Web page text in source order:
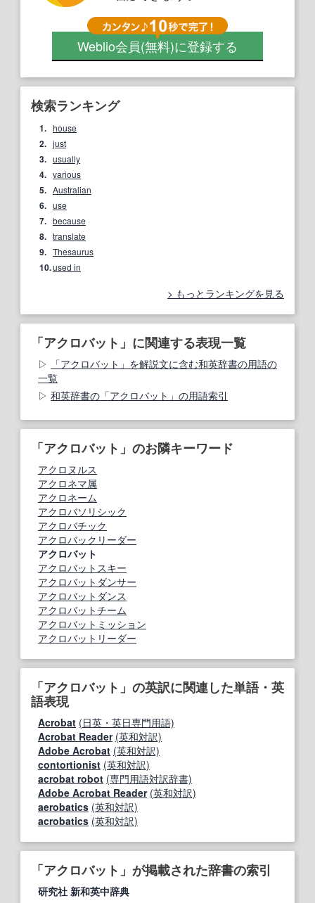
Weblio会員(無料)に登録する
検索ランキング
1. house
2. just
3. usually
4. various
5. Australian
6. use
7. because
8. translate
9. Thesaurus
10.used in
もっとランキングを見る
「アクロバット」に関連する表現一覧
「アクロバット」を解説文に含む和英辞書の用語の
一覧
和英辞書の「アクロバット」の用語索引
「アクロバット」のお隣キーワード
アクロヌルス
アクロネマ属
アクロネーム
アクロバソリシック
アクロバチック
アクロバックリーダー
アクロバット
アクロバットスキー
アクロバットダンサー
アクロバットダンス
アクロバットチーム
アクロバットミッション
アクロバットリーダー
「アクロバット」の英訳に関連した単語・英
語表現
Acrobat (日英・英日専門用語)
Acrobat Reader (英和対訳)
Adobe Acrobat (英和対訳)
contortionist (英和対訳)
acrobat robot (専門用語対訳辞書)
Adobe Acrobat Reader (英和対訳)
aerobatics (英和対訳)
acrobatics (英和対訳)
「アクロバット」が掲載された辞書の索引
研究社 新和英中辞典